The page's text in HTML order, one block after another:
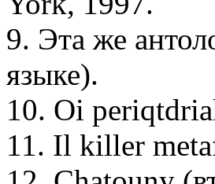
9. Эта же
языке).
10. Oi
11. Il killer